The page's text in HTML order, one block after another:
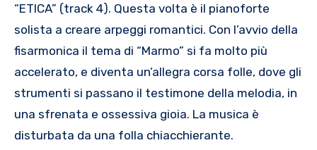
“ETICA” (track 4). Questa volta è il pianoforte
solista a creare arpeggi romantici. Con l’avvio della
fisarmonica il tema di “Marmo” si fa molto più
accelerato, e diventa un’allegra corsa folle, dove gli
strumenti si passano il testimone della melodia, in
una sfrenata e ossessiva gioia. La musica è
disturbata da una folla chiacchierante.